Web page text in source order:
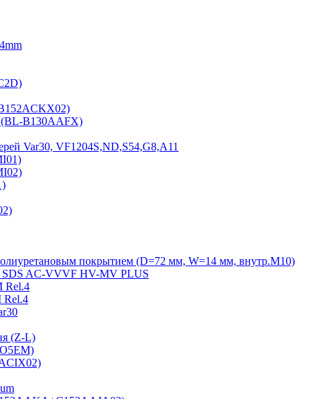
(BL-B130AAFX)
Var30, VF1204S,ND,S54,G8,A11
покрытием (D=72 мм, W=14 мм, внутр.М10)
SDS AC-VVVF HV-MV PLUS
Rel.4
Rel.4
(Z-L)